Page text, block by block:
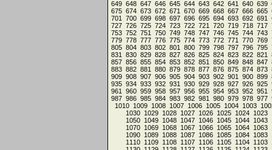
639
640
641
642
643
644
645
646
647
648
649
665
666
667
668
669
670
671
672
673
674
675
691
692
693
694
695
696
697
698
699
700
701
717
718
719
720
721
722
723
724
725
726
727
743
744
745
746
747
748
749
750
751
752
753
769
770
771
772
773
774
775
776
777
778
779
795
796
797
798
799
800
801
802
803
804
805
821
822
823
824
825
826
827
828
829
830
831
847
848
849
850
851
852
853
854
855
856
857
873
874
875
876
877
878
879
880
881
882
883
899
900
901
902
903
904
905
906
907
908
909
925
926
927
928
929
930
931
932
933
934
935
951
952
953
954
955
956
957
958
959
960
961
977
978
979
980
981
982
983
984
985
986
987
1003
1004
1005
1006
1007
1008
1009
1010
1023
1024
1025
1026
1027
1028
1029
1030
1043
1044
1045
1046
1047
1048
1049
1050
1063
1064
1065
1066
1067
1068
1069
1070
1083
1084
1085
1086
1087
1088
1089
1090
1103
1104
1105
1106
1107
1108
1109
1110